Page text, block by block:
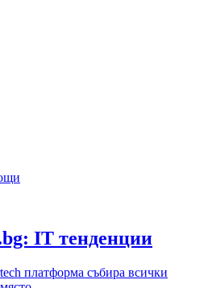
IT тенденции
платформа събира всички